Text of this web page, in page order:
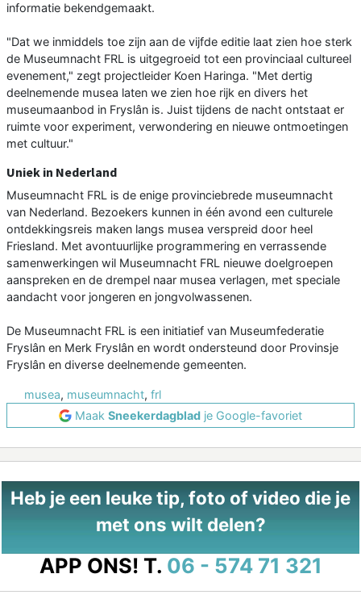
informatie bekendgemaakt.
"Dat we inmiddels toe zijn aan de vijfde editie laat zien hoe sterk
de Museumnacht FRL is uitgegroeid tot een provinciaal cultureel
evenement," zegt projectleider Koen Haringa. "Met dertig
deelnemende musea laten we zien hoe rijk en divers het
museumaanbod in Fryslân is. Juist tijdens de nacht ontstaat er
ruimte voor experiment, verwondering en nieuwe ontmoetingen
met cultuur."
Uniek in Nederland
Museumnacht FRL is de enige provinciebrede museumnacht
van Nederland. Bezoekers kunnen in één avond een culturele
ontdekkingsreis maken langs musea verspreid door heel
Friesland. Met avontuurlijke programmering en verrassende
samenwerkingen wil Museumnacht FRL nieuwe doelgroepen
aanspreken en de drempel naar musea verlagen, met speciale
aandacht voor jongeren en jongvolwassenen.
De Museumnacht FRL is een initiatief van Museumfederatie
Fryslân en Merk Fryslân en wordt ondersteund door Provinsje
Fryslân en diverse deelnemende gemeenten.
musea, museumnacht, frl
Maak Sneekerdagblad je Google-favoriet
Heb je een leuke tip, foto of video die je
met ons wilt delen?
APP ONS! T. 06 - 574 71 321